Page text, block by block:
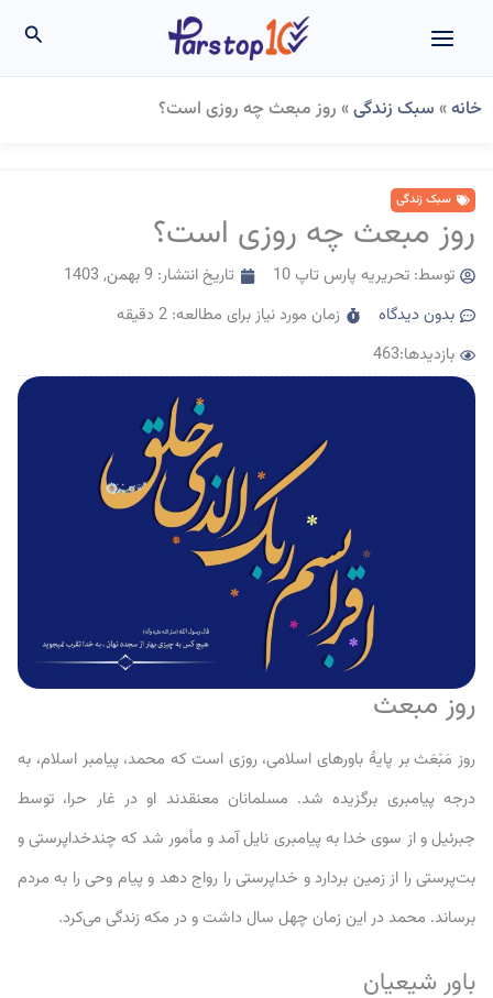
خانه» سبک زندگی» روز مبعث چه روزی است؟
سبک زندگی
روز مبعث چه روزی است؟
توسط:تحریریه پارس تاپ 10 تاریخ انتشار: 9 بهمن, 1403
بدون دیدگاه
زمان مورد نیاز برای مطالعه: 2 دقیقه
بازدیدها:463
روز مبعث
روز مَبْعَث بر پایهٔ باورهای اسلامی، روزی است که محمد، پیامبر اسلام، به
درجه پیامبری برگزیده شد. مسلمانان معنقدند او در غار حرا، توسط
جبرئیل و از سوی خدا به پیامبری نایل آمد و مأمور شد که چندخداپرستی و
بت‌پرستی را از زمین بردارد و خداپرستی را رواج دهد و پیام وحی را به مردم
برساند. محمد در این زمان چهل سال داشت و در مکه زندگی می‌کرد.
باور شیعیان